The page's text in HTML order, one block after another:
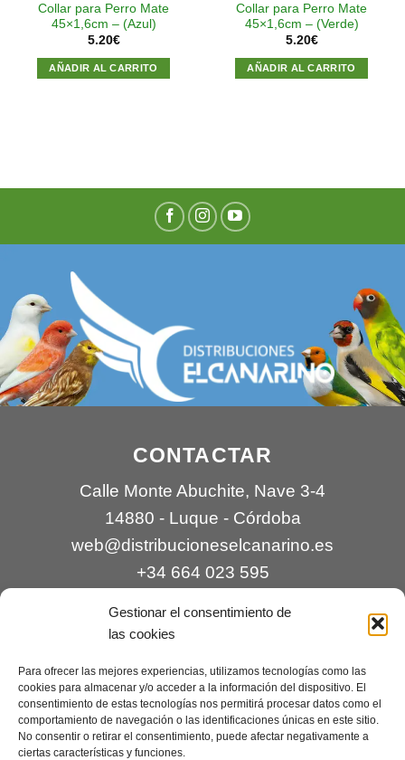
Gestionar el consentimiento de
las cookies
Para ofrecer las mejores experiencias, utilizamos tecnologías como las
cookies para almacenar y/o acceder a la información del dispositivo. El
consentimiento de estas tecnologías nos permitirá procesar datos como el
comportamiento de navegación o las identificaciones únicas en este sitio.
No consentir o retirar el consentimiento, puede afectar negativamente a
ciertas características y funciones.
Collar para Perro Mate
45×1,6cm – (Azul)
5.20€
AÑADIR AL CARRITO
Collar para Perro Mate
45×1,6cm – (Verde)
5.20€
AÑADIR AL CARRITO
CONTACTAR
Calle Monte Abuchite, Nave 3-4
14880 - Luque - Córdoba
web@distribucioneselcanarino.es
+34 664 023 595
Contacto|Incidencias|Devoluciones |